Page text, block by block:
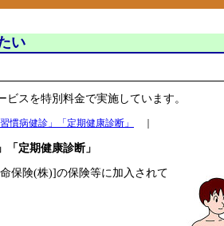
い
スを特別料金で実施しています。
習慣病健診」「定期健康診断」
「定期健康診断」
保険(株)]の保険等に加入されて